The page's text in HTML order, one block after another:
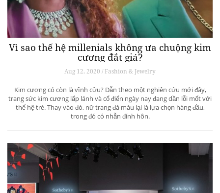
Vì sao thế hệ millenials không ưa chuộng kim
cương đắt giá?
Aug 12, 2020 / Fashion & Jewelry
Kim cương có còn là vĩnh cửu? Dẫn theo một nghiên cứu mới đây,
trang sức kim cương lấp lánh và cổ điển ngày nay đang dần lỗi mốt với
thế hệ trẻ. Thay vào đó, nữ trang đá màu lại là lựa chọn hàng đầu,
trong đó có nhẫn đính hôn.